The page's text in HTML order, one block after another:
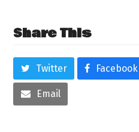
Share This
Twitter Facebook
Email